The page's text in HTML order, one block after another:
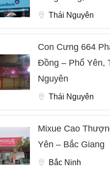
Thái Nguyên
Con Cưng 664
Đồng – Phổ Yên,
Nguyên
Thái Nguyên
Mixue Cao
Yên – Bắc Giang
Bắc Ninh